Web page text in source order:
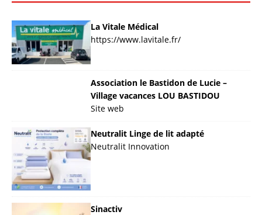
La Vitale Médical
https://www.lavitale.fr/
Association le Bastidon de Lucie –
Village vacances LOU BASTIDOU
Site web
Neutralit Linge de lit adapté
Neutralit Innovation
Sinactiv